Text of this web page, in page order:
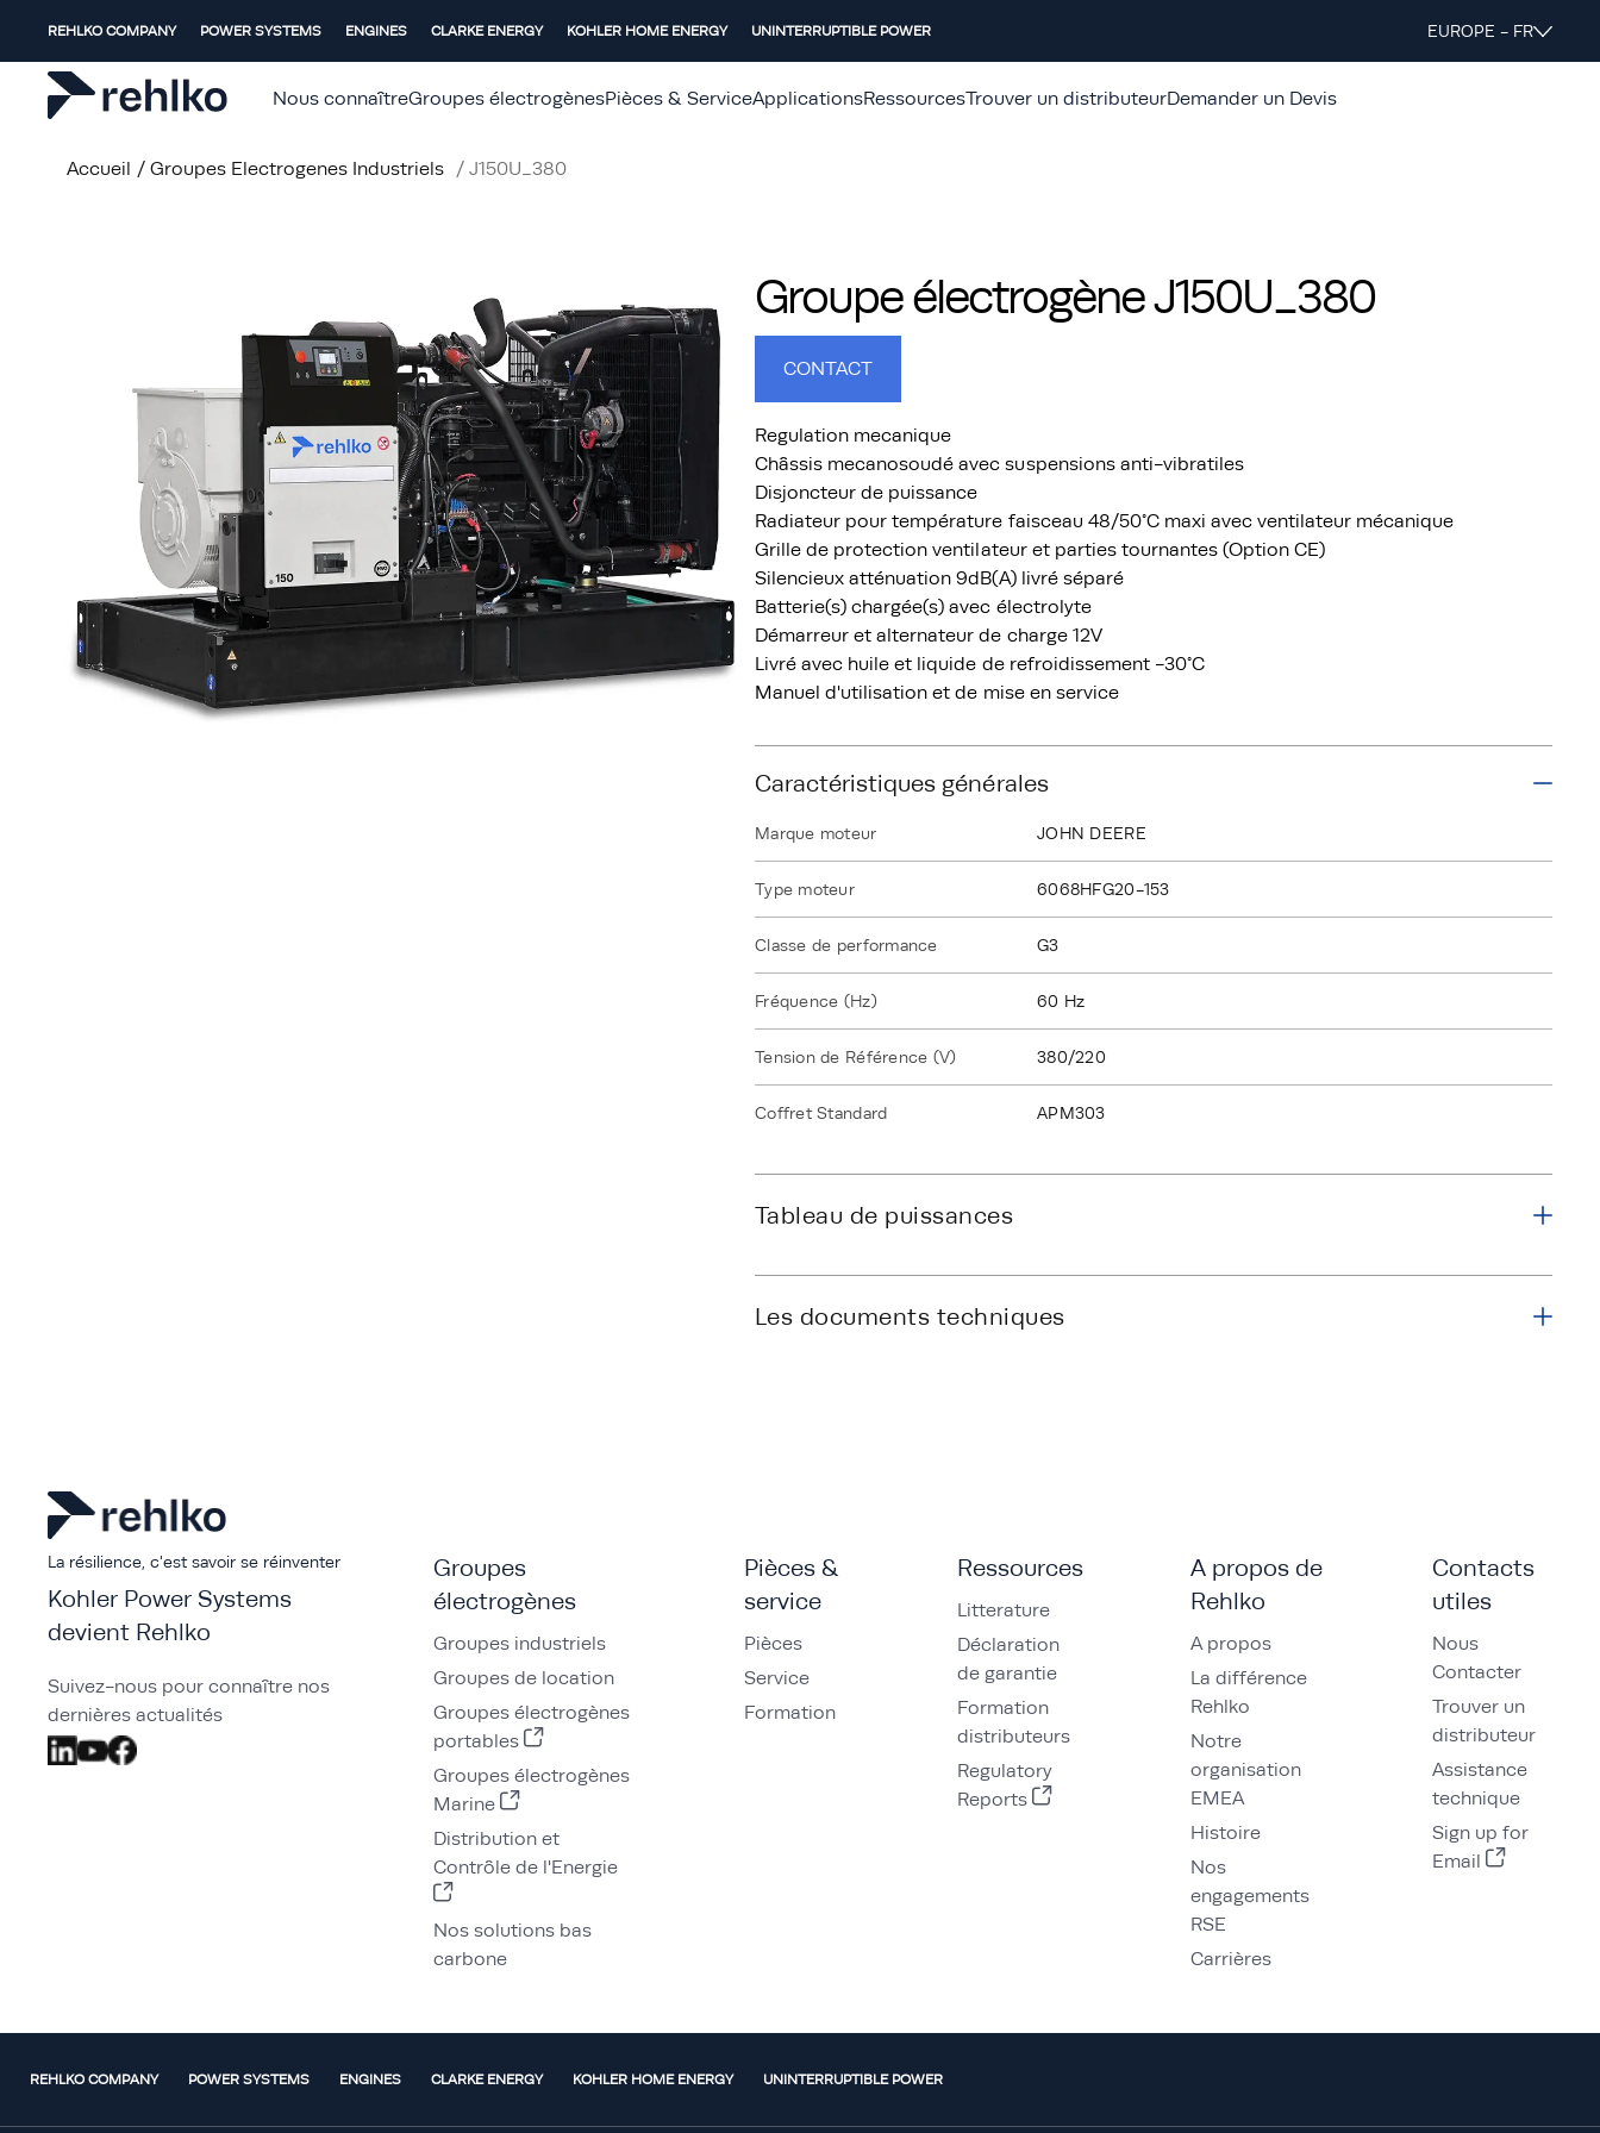
REHLKO COMPANY POWER SYSTEMS ENGINES CLARKE ENERGY KOHLER HOME ENERGY UNINTERRUPTIBLE POWER EUROPE - FR
Nous connaîtreGroupes électrogènesPièces & ServiceApplicationsRessourcesTrouver un distributeurDemander un Devis
Accueil / Groupes Electrogenes Industriels / J150U_380
Groupe électrogène J150U_380
CONTACT
Regulation mecanique
Châssis mecanosoudé avec suspensions anti-vibratiles
Disjoncteur de puissance
Radiateur pour température faisceau 48/50°C maxi avec ventilateur mécanique
Grille de protection ventilateur et parties tournantes (Option CE)
Silencieux atténuation 9dB(A) livré séparé
Batterie(s) chargée(s) avec électrolyte
Démarreur et alternateur de charge 12V
Livré avec huile et liquide de refroidissement -30°C
Manuel d'utilisation et de mise en service
Caractéristiques générales
Marque moteur JOHN DEERE
Type moteur 6068HFG20-153
Classe de performance G3
Fréquence (Hz) 60 Hz
Tension de Référence (V) 380/220
Coffret Standard APM303
Tableau de puissances
Les documents techniques
La résilience, c'est savoir se réinventer
Kohler Power Systems
devient Rehlko
Suivez-nous pour connaître nos
dernières actualités
Groupes
électrogènes
Groupes industriels
Groupes de location
Groupes électrogènes
portables
Groupes électrogènes
Marine
Distribution et
Contrôle de l'Energie
Nos solutions bas
carbone
Pièces &
service
Pièces
Service
Formation
Ressources
Litterature
Déclaration
de garantie
Formation
distributeurs
Regulatory
Reports
A propos de
Rehlko
A propos
La différence
Rehlko
Notre
organisation
EMEA
Histoire
Nos
engagements
RSE
Carrières
Contacts
utiles
Nous
Contacter
Trouver un
distributeur
Assistance
technique
Sign up for
Email
REHLKO COMPANY POWER SYSTEMS ENGINES CLARKE ENERGY KOHLER HOME ENERGY UNINTERRUPTIBLE POWER